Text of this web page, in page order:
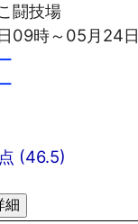
闘技場
09時～05月24
(46.5)